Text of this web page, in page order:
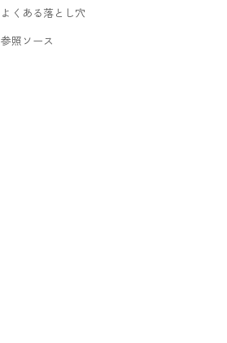
よくある落とし穴
参照ソース